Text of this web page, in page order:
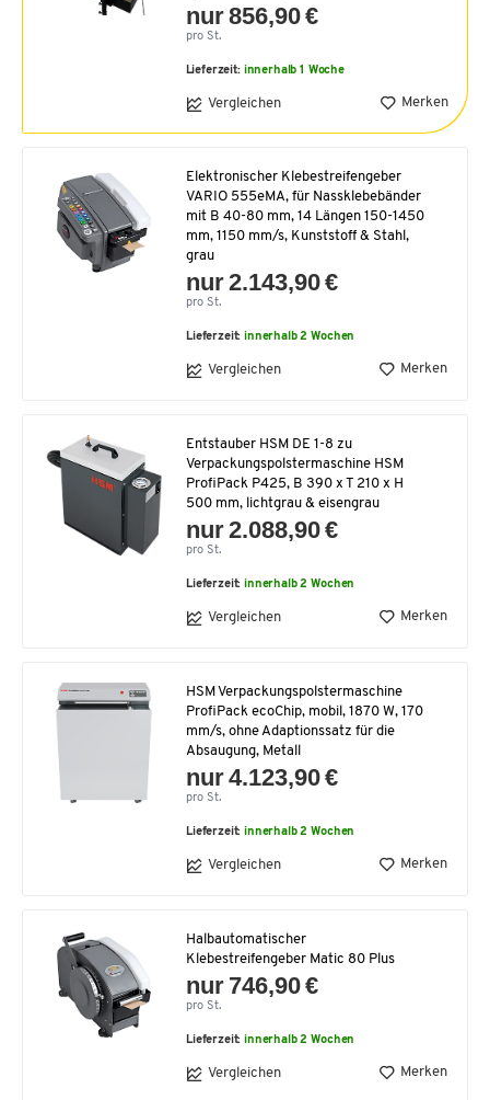
nur 856,90 €
pro St.
Lieferzeit: innerhalb 1 Woche
Vergleichen Merken
Elektronischer Klebestreifengeber
VARIO 555eMA, für Nassklebebänder
mit B 40-80 mm, 14 Längen 150-1450
mm, 1150 mm/s, Kunststoff & Stahl,
grau
nur 2.143,90 €
pro St.
Lieferzeit:innerhalb 2 Wochen
Vergleichen Merken
Entstauber HSM DE 1-8 zu
Verpackungspolstermaschine HSM
ProfiPack P425, B 390 x T 210 x H
500 mm, lichtgrau & eisengrau
nur 2.088,90 €
pro St.
Lieferzeit:innerhalb 2 Wochen
Vergleichen Merken
HSM Verpackungspolstermaschine
ProfiPack ecoChip, mobil, 1870 W, 170
mm/s, ohne Adaptionssatz für die
Absaugung, Metall
nur 4.123,90 €
pro St.
Lieferzeit:innerhalb 2 Wochen
Vergleichen Merken
Halbautomatischer
Klebestreifengeber Matic 80 Plus
nur 746,90 €
pro St.
Lieferzeit:innerhalb 2 Wochen
Vergleichen Merken